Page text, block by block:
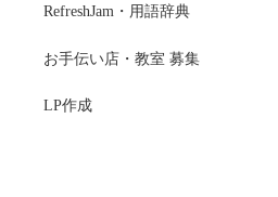
RefreshJam・用語辞典
お手伝い店・教室 募集
LP作成